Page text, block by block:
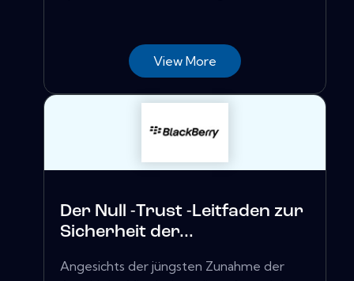
View More
Der Null -Trust -Leitfaden zur
Sicherheit der...
Angesichts der jüngsten Zunahme der